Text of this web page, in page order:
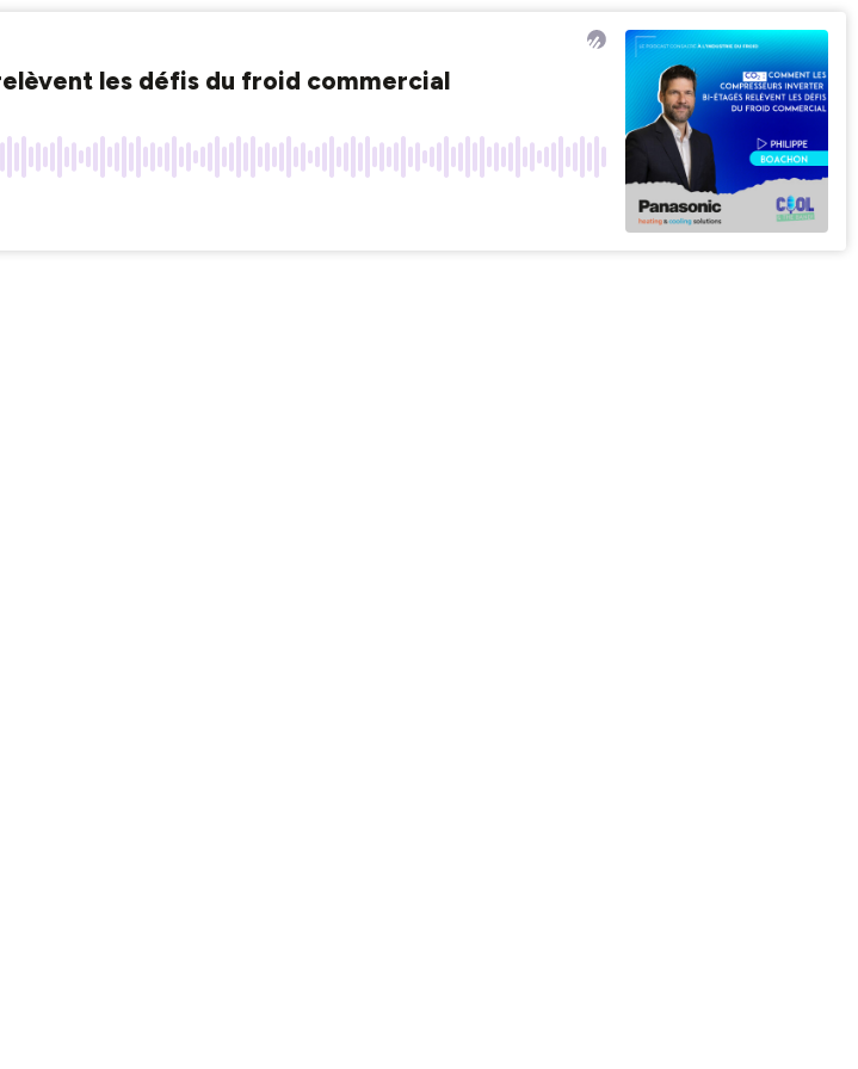
les défis du froid commercial